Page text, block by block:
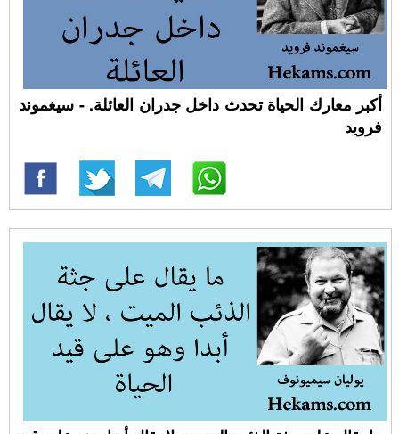
أكبر معارك الحياة تحدث داخل جدران العائلة. - سيغموند
فرويد